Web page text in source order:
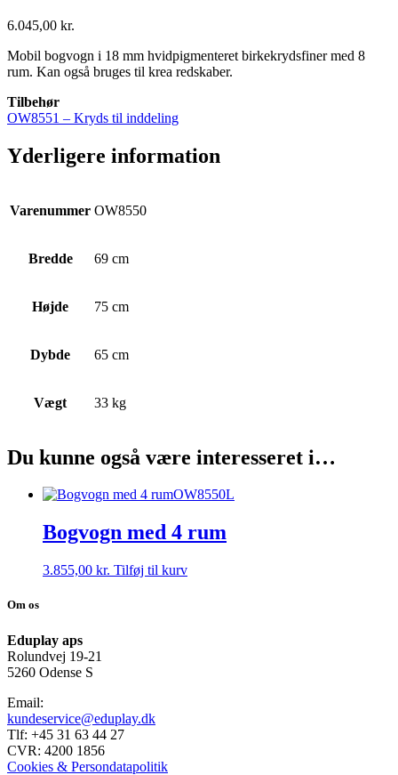
6.045,00 kr.
Mobil bogvogn i 18 mm hvidpigmenteret birkekrydsfiner med 8
rum. Kan også bruges til krea redskaber.
Tilbehør
OW8551 – Kryds til inddeling
Yderligere information
Varenummer OW8550
Bredde 69 cm
Højde 75 cm
Dybde 65 cm
Vægt 33 kg
Du kunne også være interesseret i…
OW8550L
Bogvogn med 4 rum
3.855,00 kr. Tilføj til kurv
Om os
Eduplay aps
Rolundvej 19-21
5260 Odense S
Email:
kundeservice@eduplay.dk
Tlf: +45 31 63 44 27
CVR: 4200 1856
Cookies & Persondatapolitik